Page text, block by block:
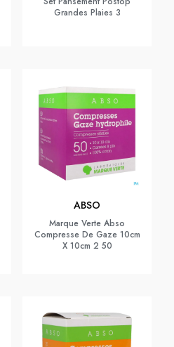
Grandes Plaies 3
ABSO
Marque Verte Abso
Compresse De Gaze 10cm
X 10cm 2 50